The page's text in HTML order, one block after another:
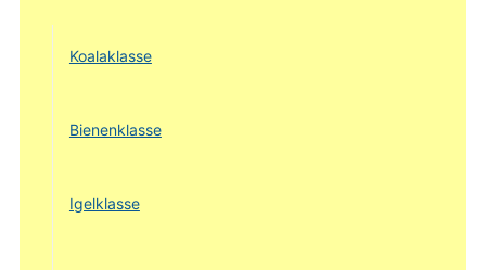
Koalaklasse
Bienenklasse
Igelklasse